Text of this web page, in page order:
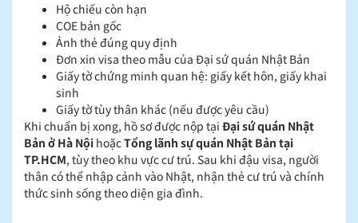
Hộ chiếu còn hạn
COE bản gốc
Ảnh thẻ đúng quy định
Đơn xin visa theo mẫu của Đại sứ quán Nhật Bản
Giấy tờ chứng minh quan hệ: giấy kết hôn, giấy khai
sinh
Giấy tờ tùy thân khác (nếu được yêu cầu)
Khi chuẩn bị xong, hồ sơ được nộp tại Đại sứ quán Nhật
Bản ở Hà Nội hoặcTổng lãnh sự quán Nhật Bản tại
TP.HCM, tùy theo khu vực cư trú. Sau khi đậu visa, người
thân có thể nhập cảnh vào Nhật, nhận thẻ cư trú và chính
thức sinh sống theo diện gia đình.